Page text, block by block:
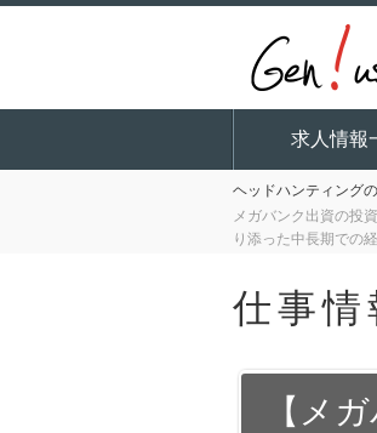
求人情報
ヘッドハンティング
メガバンク出資の投
り添った中長期での
仕事情
【メ